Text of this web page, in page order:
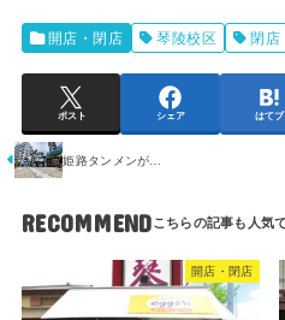
開店・閉店 琴陵校区 閉店
ポスト シェア はてブ
姫路タンメンが…
RECOMMEND
開店・閉店